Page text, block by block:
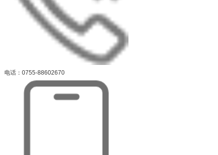
电话：0755-88602670